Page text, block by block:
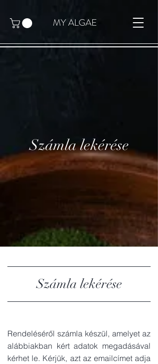
MY ALGAE
Számla lekérése
Számla lekérése
Rendeléséről számla készül, amelyet az
alábbiakban kért adatok megadásával
kérhet le. Kérjük, azt az emailcímet adja